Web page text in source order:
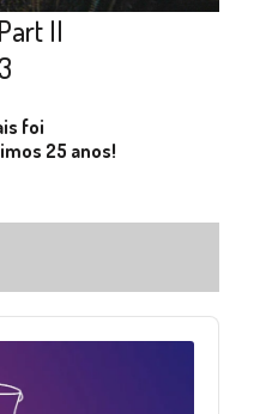
II
foi
25 anos!